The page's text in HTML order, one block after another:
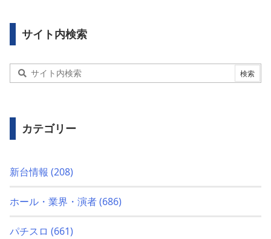
サイト内検索
カテゴリー
新台情報 (208)
ホール・業界・演者(686)
パチスロ (661)